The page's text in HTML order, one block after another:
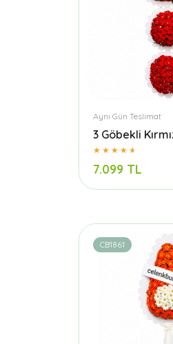
Aynı Gün Teslimat
3 Göbekli
7.099 TL
CB1861